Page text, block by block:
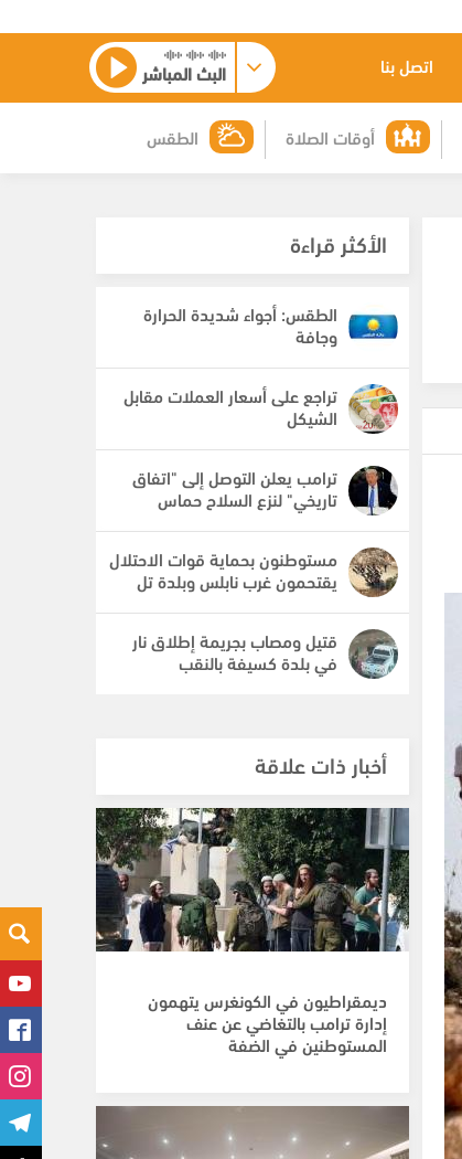
اتصل بنا البث المباشر
الطقس أوقات الصلاة
الأكثر قراءة
الطقس: أجواء شديدة الحرارة
وجافة
تراجع على أسعار العملات مقابل
الشيكل
ترامب يعلن التوصل إلى "اتفاق
تاريخي" لنزع السلاح حماس
مستوطنون بحماية قوات الاحتلال
يقتحمون غرب نابلس وبلدة تل
قتيل ومصاب بجريمة إطلاق نار
في بلدة كسيفة بالنقب
أخبار ذات علاقة
ديمقراطيون في الكونغرس يتهمون
إدارة ترامب بالتغاضي عن عنف
المستوطنين في الضفة